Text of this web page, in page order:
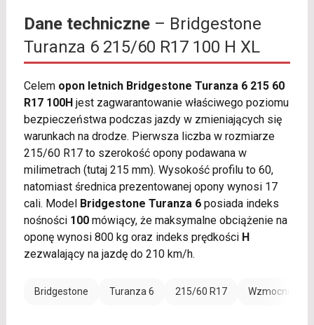
Dane techniczne– Bridgestone
Turanza 6 215/60 R17 100 H XL
Celem opon letnich Bridgestone Turanza 6 215 60
R17 100Hjest zagwarantowanie właściwego poziomu
bezpieczeństwa podczas jazdy w zmieniających się
warunkach na drodze. Pierwsza liczba w rozmiarze
215/60 R17 to szerokość opony podawana w
milimetrach (tutaj 215 mm). Wysokość profilu to 60,
natomiast średnica prezentowanej opony wynosi 17
cali. Model Bridgestone Turanza 6posiada indeks
nośności 100mówiący, że maksymalne obciążenie na
oponę wynosi 800 kg oraz indeks prędkości H
zezwalający na jazdę do 210 km/h.
Bridgestone Turanza 6 215/60 R17 Wzmocnienie